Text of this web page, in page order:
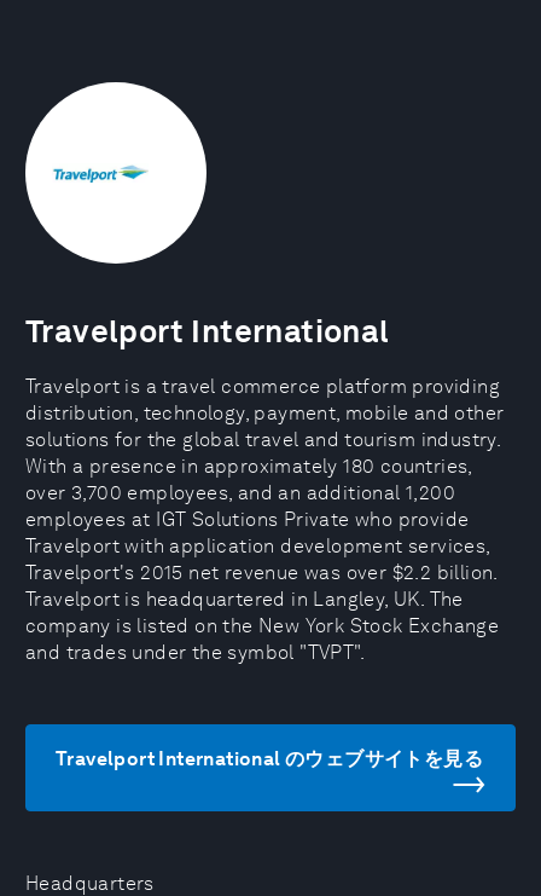
Headquarters
Travelport International
Travelport is a travel commerce platform providing
distribution, technology, payment, mobile and other
solutions for the global travel and tourism industry.
With a presence in approximately 180 countries,
over 3,700 employees, and an additional 1,200
employees at IGT Solutions Private who provide
Travelport with application development services,
Travelport's 2015 net revenue was over $2.2 billion.
Travelport is headquartered in Langley, UK. The
company is listed on the New York Stock Exchange
and trades under the symbol "TVPT".
Travelport International のウェブサイトを見る